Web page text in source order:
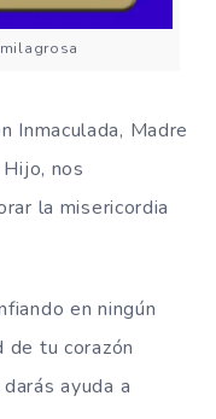
Inmaculada, Madre
nos
la misericordia
en ningún
de tu corazón
ayuda a